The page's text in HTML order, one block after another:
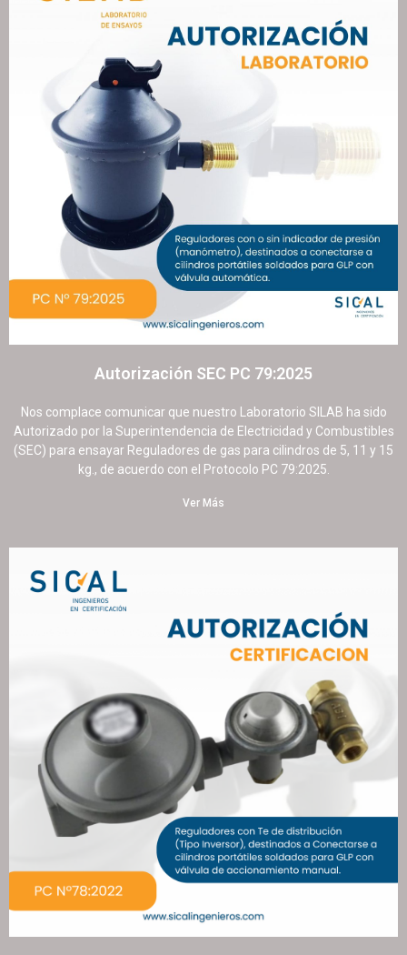
Autorización SEC PC 79:2025
Nos complace comunicar que nuestro Laboratorio SILAB ha sido
Autorizado por la Superintendencia de Electricidad y Combustibles
(SEC) para ensayar Reguladores de gas para cilindros de 5, 11 y 15
kg., de acuerdo con el Protocolo PC 79:2025.
Ver Más